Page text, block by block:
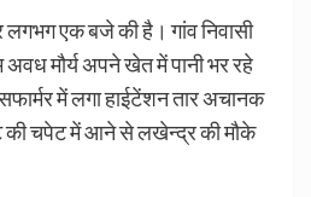
लगभग एक बजे की है। गांव निवासी
अवध मौर्य अपने खेत में पानी भर रहे
में लगा हाईटेंशन तार अचानक
की चपेट में आने से लखेन्द्र की मौके